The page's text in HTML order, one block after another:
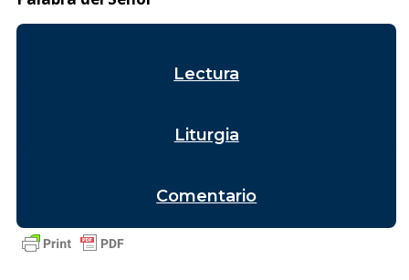
Lectura
Liturgia
Comentario